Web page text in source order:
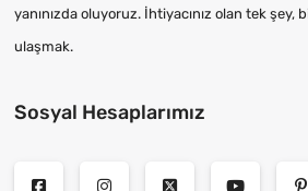
yanınızda oluyoruz. İhtiyacınız olan tek şey,
ulaşmak.
Sosyal Hesaplarımız